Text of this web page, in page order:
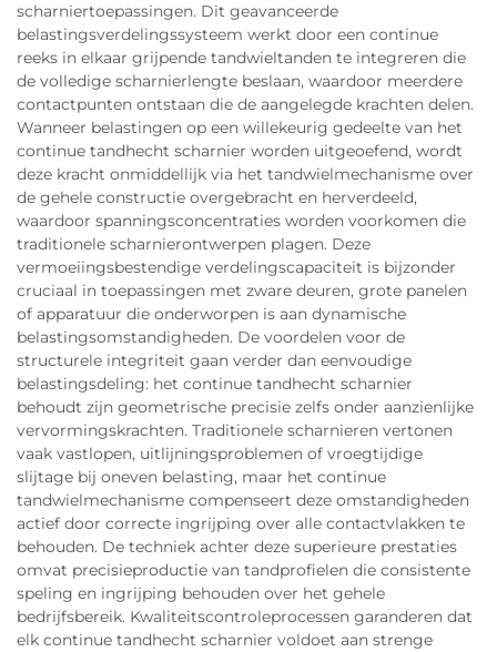
scharniertoepassingen. Dit geavanceerde
belastingsverdelingssysteem werkt door een continue
reeks in elkaar grijpende tandwieltanden te integreren die
de volledige scharnierlengte beslaan, waardoor meerdere
contactpunten ontstaan die de aangelegde krachten delen.
Wanneer belastingen op een willekeurig gedeelte van het
continue tandhecht scharnier worden uitgeoefend, wordt
deze kracht onmiddellijk via het tandwielmechanisme over
de gehele constructie overgebracht en herverdeeld,
waardoor spanningsconcentraties worden voorkomen die
traditionele scharnierontwerpen plagen. Deze
vermoeiingsbestendige verdelingscapaciteit is bijzonder
cruciaal in toepassingen met zware deuren, grote panelen
of apparatuur die onderworpen is aan dynamische
belastingsomstandigheden. De voordelen voor de
structurele integriteit gaan verder dan eenvoudige
belastingsdeling: het continue tandhecht scharnier
behoudt zijn geometrische precisie zelfs onder aanzienlijke
vervormingskrachten. Traditionele scharnieren vertonen
vaak vastlopen, uitlijningsproblemen of vroegtijdige
slijtage bij oneven belasting, maar het continue
tandwielmechanisme compenseert deze omstandigheden
actief door correcte ingrijping over alle contactvlakken te
behouden. De techniek achter deze superieure prestaties
omvat precisieproductie van tandprofielen die consistente
speling en ingrijping behouden over het gehele
bedrijfsbereik. Kwaliteitscontroleprocessen garanderen dat
elk continue tandhecht scharnier voldoet aan strenge